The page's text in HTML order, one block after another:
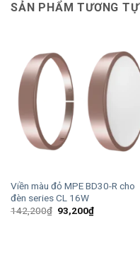
SẢN PHẨM TƯƠNG TỰ
Viền màu đỏ MPE BD30-R cho
đèn series CL 16W
142,200₫ Giá
gốc
93,200₫Giá
hiện